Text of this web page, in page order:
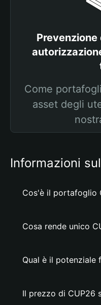
Come
asset degli
Informazioni
Cos'è il portafoglio
Cosa rende unico
Qual è il potenziale
Il prezzo di CUP26